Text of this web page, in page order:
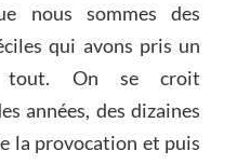
nous sommes des
qui avons pris un
tout. On se croit
années, des dizaines
la provocation et puis